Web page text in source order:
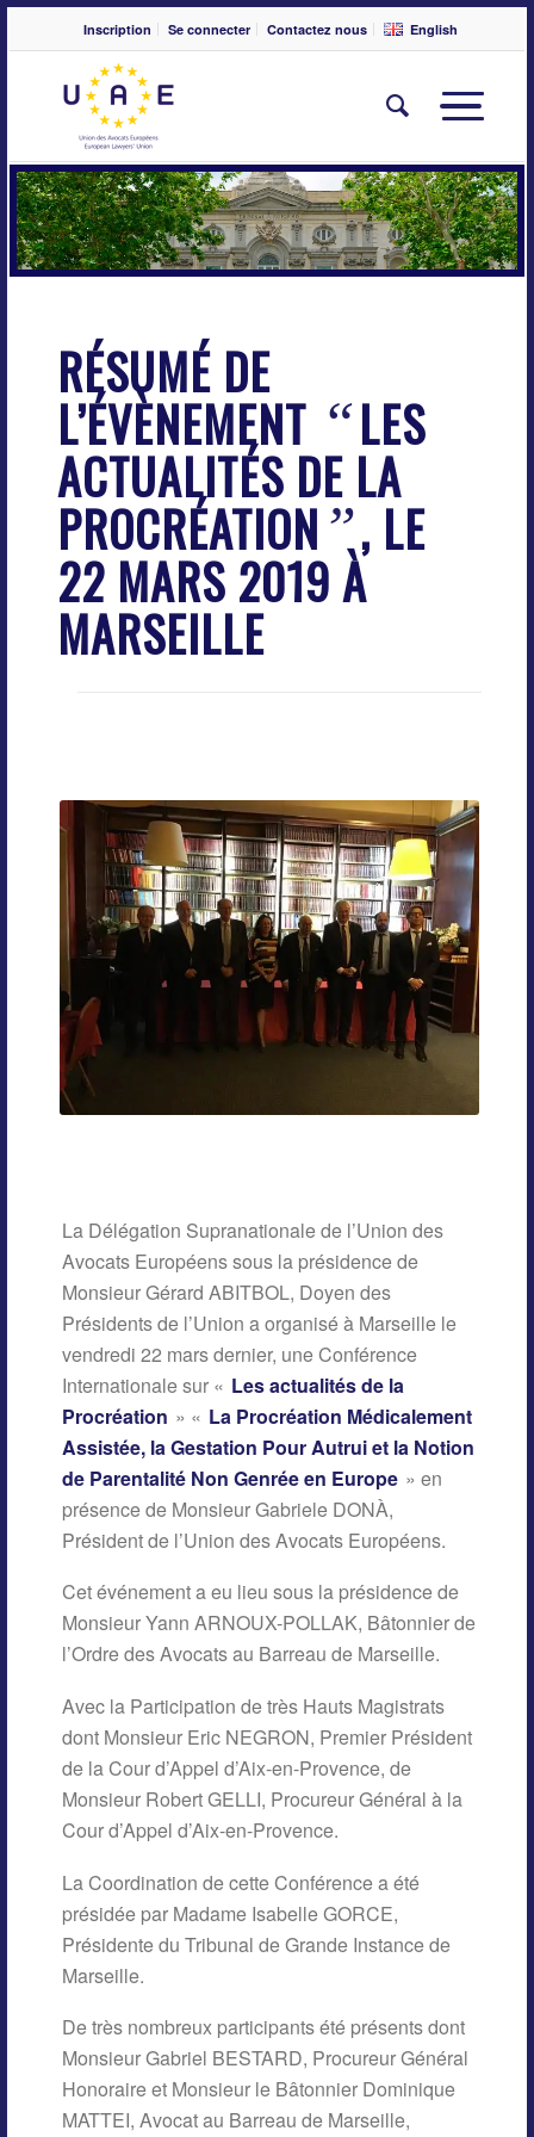
Inscription Se connecter Contactez nous English
RÉSUMÉ DE
L’ÉVÈNEMENT “LES
ACTUALITÉS DE LA
PROCRÉATION”, LE
22 MARS 2019 À
MARSEILLE
La Délégation Supranationale de l’Union des
Avocats Européens sous la présidence de
Monsieur Gérard ABITBOL, Doyen des
Présidents de l’Union a organisé à Marseille le
vendredi 22 mars dernier, une Conférence
Internationale sur « Les actualités de la
Procréation » « La Procréation Médicalement
Assistée, la Gestation Pour Autrui et la Notion
de Parentalité Non Genrée en Europe » en
présence de Monsieur Gabriele DONÀ,
Président de l’Union des Avocats Européens.
Cet événement a eu lieu sous la présidence de
Monsieur Yann ARNOUX-POLLAK, Bâtonnier de
l’Ordre des Avocats au Barreau de Marseille.
Avec la Participation de très Hauts Magistrats
dont Monsieur Eric NEGRON, Premier Président
de la Cour d’Appel d’Aix-en-Provence, de
Monsieur Robert GELLI, Procureur Général à la
Cour d’Appel d’Aix-en-Provence.
La Coordination de cette Conférence a été
présidée par Madame Isabelle GORCE,
Présidente du Tribunal de Grande Instance de
Marseille.
De très nombreux participants été présents dont
Monsieur Gabriel BESTARD, Procureur Général
Honoraire et Monsieur le Bâtonnier Dominique
MATTEI, Avocat au Barreau de Marseille,